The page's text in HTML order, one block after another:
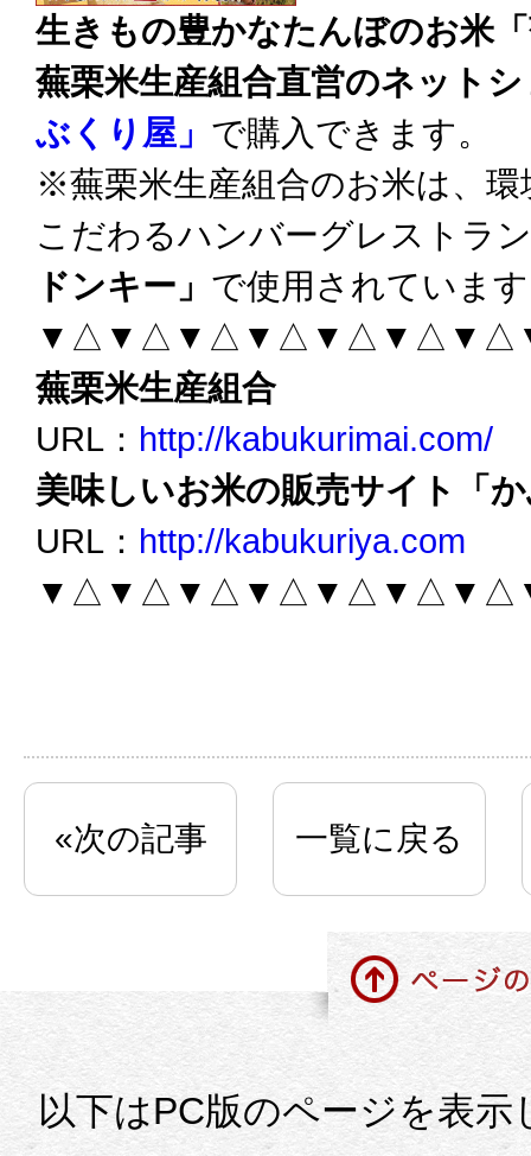
生きもの豊かなたんぼのお米
蕪栗米生産組合直営のネット
ぶくり屋」 で購入できます。
※蕪栗米生産組合のお米は、環
こだわるハンバーグレストラン
ドンキー」 で使用されていま
蕪栗米生産組合
URL： http://kabukurimai.com/
美味しいお米の販売サイト「
URL： http://kabukuriya.com
«次の記事 一覧に戻る
ページの先頭に戻る
以下はPC版のページを表示